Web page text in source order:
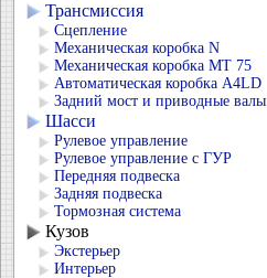
Трансмиссия
Сцепление
Механическая коробка N
Механическая коробка МТ 75
Автоматическая коробка А4LD
Задний мост и приводные валы
Шасси
Рулевое управление
Рулевое управление с ГУР
Передняя подвеска
Задняя подвеска
Тормозная система
Кузов
Экстерьер
Интерьер